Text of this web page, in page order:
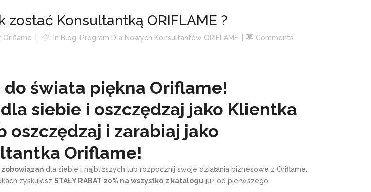
zostać Konsultantką ORIFLAME ?
Oriflame In Blog Program Dla Nowych Konsultantów ORIFLAME Comments
do świata piękna Oriflame!
siebie i oszczędzaj jako Klientka
oszczędzaj i zarabiaj jako
Oriflame!
dla siebie i najbliższych lub rozpocznij swoje działania biznesowe z Oriflame.
zyskujesz STAŁY RABAT 20% na wszystko z katalogujuż od pierwszego